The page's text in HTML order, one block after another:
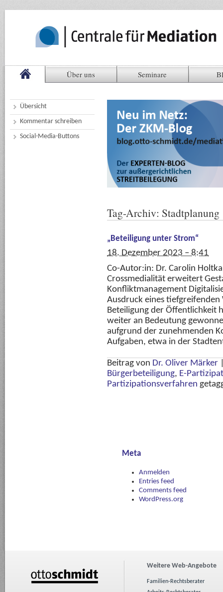
Über uns Seminare
Übersicht
Kommentar schreiben
Social-Media-Buttons
Tag-Archiv: Stadtplanung
„Beteiligung unter Strom“
18. Dezember 2023 – 8:41
Co-Autor:in: Dr. Carolin
Crossmedialität erweitert
Konfliktmanagement
Ausdruck eines
Beteiligung der Öffentlichkeit
weiter an Bedeutung
aufgrund der zunehmenden
Aufgaben, etwa in der
Beitrag von Dr. Oliver Märker
Bürgerbeteiligung, E-
Partizipationsverfahren
Meta
Anmelden
Entries feed
Comments feed
WordPress.org
Weitere Web-Angebote
Familien-Rechtsberater